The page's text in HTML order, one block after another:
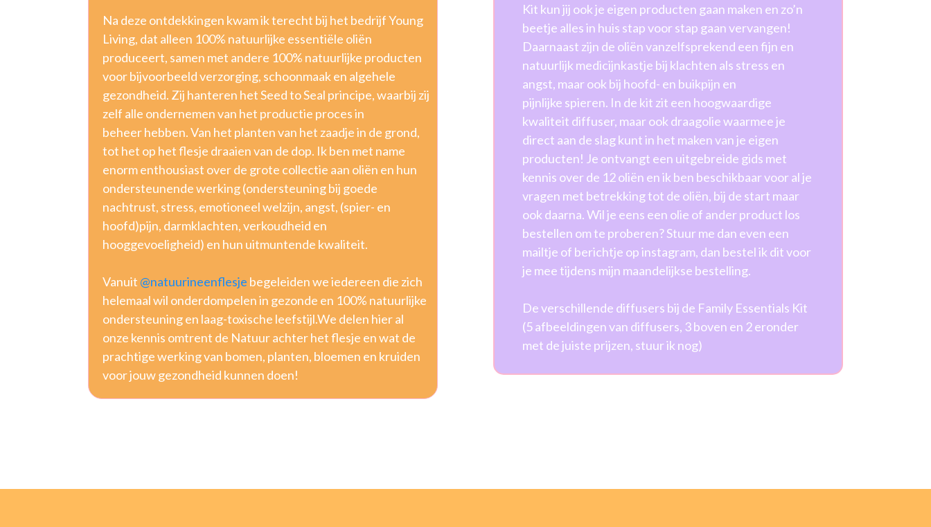
Na deze ontdekkingen kwam ik terecht bij het bedrijf Young
Living, dat alleen 100% natuurlijke essentiële oliën
produceert, samen met andere 100% natuurlijke producten
voor bijvoorbeeld verzorging, schoonmaak en algehele
gezondheid. Zij hanteren het Seed to Seal principe, waarbij zij
zelf alle ondernemen van het productie proces in
beheer hebben. Van het planten van het zaadje in de grond,
tot het op het flesje draaien van de dop. Ik ben met name
enorm enthousiast over de grote collectie aan oliën en hun
ondersteunende werking (ondersteuning bij goede
nachtrust, stress, emotioneel welzijn, angst, (spier- en
hoofd)pijn, darmklachten, verkoudheid en
hooggevoeligheid) en hun uitmuntende kwaliteit.
Vanuit @natuurineenflesje begeleiden we iedereen die zich
helemaal wil onderdompelen in gezonde en 100% natuurlijke
ondersteuning en laag-toxische leefstijl.We delen hier al
onze kennis omtrent de Natuur achter het flesje en wat de
prachtige werking van bomen, planten, bloemen en kruiden
voor jouw gezondheid kunnen doen!
Kit kun jij ook je eigen producten gaan maken en zo’n
beetje alles in huis stap voor stap gaan vervangen!
Daarnaast zijn de oliën vanzelfsprekend een fijn en
natuurlijk medicijnkastje bij klachten als stress en
angst, maar ook bij hoofd- en buikpijn en
pijnlijke spieren. In de kit zit een hoogwaardige
kwaliteit diffuser, maar ook draagolie waarmee je
direct aan de slag kunt in het maken van je eigen
producten! Je ontvangt een uitgebreide gids met
kennis over de 12 oliën en ik ben beschikbaar voor al je
vragen met betrekking tot de oliën, bij de start maar
ook daarna. Wil je eens een olie of ander product los
bestellen om te proberen? Stuur me dan even een
mailtje of berichtje op instagram, dan bestel ik dit voor
je mee tijdens mijn maandelijkse bestelling.
De verschillende diffusers bij de Family Essentials Kit
(5 afbeeldingen van diffusers, 3 boven en 2 eronder
met de juiste prijzen, stuur ik nog)